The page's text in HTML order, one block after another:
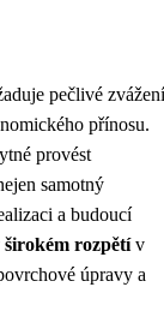
pečlivé zvážení
přínosu.
provést
samotný
a budoucí
širokém rozpětív
úpravy a